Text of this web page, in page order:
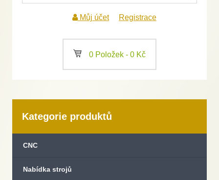
Můj účet Registrace
a 0 Položek - 0 Kč
Kategorie produktů
CNC
Nabídka strojů